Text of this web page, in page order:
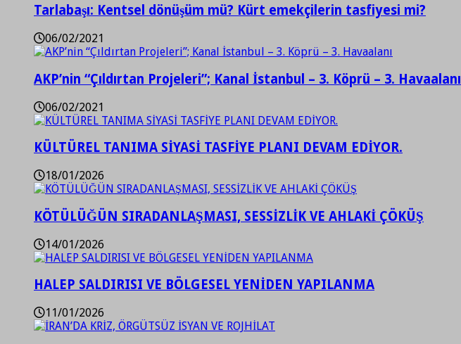
Tarlabaşı: Kentsel dönüşüm mü? Kürt emekçilerin tasfiyesi mi?
06/02/2021
AKP’nin “Çıldırtan Projeleri”; Kanal İstanbul – 3. Köprü – 3. Havaalanı
06/02/2021
KÜLTÜREL TANIMA SİYASİ TASFİYE PLANI DEVAM EDİYOR.
18/01/2026
KÖTÜLÜĞÜN SIRADANLAŞMASI, SESSİZLİK VE AHLAKİ ÇÖKÜŞ
14/01/2026
HALEP SALDIRISI VE BÖLGESEL YENİDEN YAPILANMA
11/01/2026